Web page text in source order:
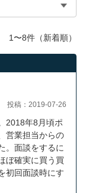
電話する
1〜8件（新着順）
投稿：2019-07-26
2018年8月頃ポ
営業担当からの
。面談をするに
ぼ確実に買う買
初回面談時にす